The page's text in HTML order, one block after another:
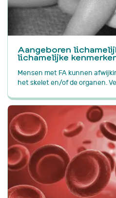
Aangeboren
lichamelijke
Mensen met FA kunnen
het skelet en/of de organen.